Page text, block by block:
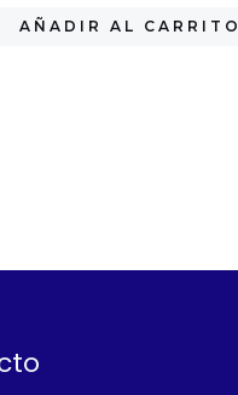
AÑADIR AL CARRITO